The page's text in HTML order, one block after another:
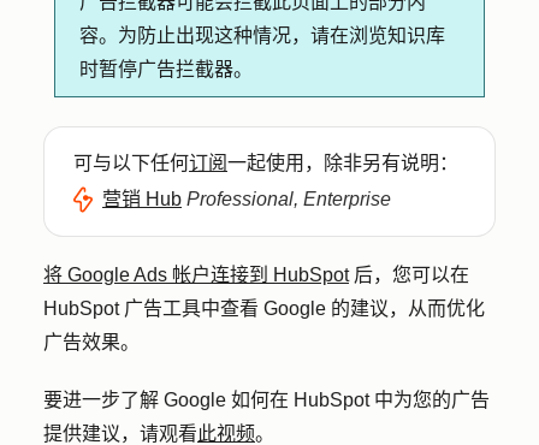
容。为防止出现这种情况，请在浏览知识库
时暂停广告拦截器。
可与以下任何订阅一起使用，除非另有说明：
营销 Hub Professional, Enterprise
将 Google Ads 帐户连接到 HubSpot后，您可以在
HubSpot 广告工具中查看 Google 的建议，从而优化
广告效果。
要进一步了解 Google 如何在 HubSpot 中为您的广告
提供建议，请观看此视频。